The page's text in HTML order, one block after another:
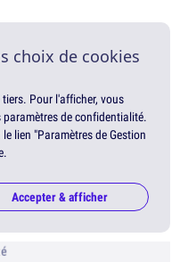
choix de cookies
Pour l'afficher, vous
de confidentialité.
lien "Paramètres de Gestion
Accepter & afficher